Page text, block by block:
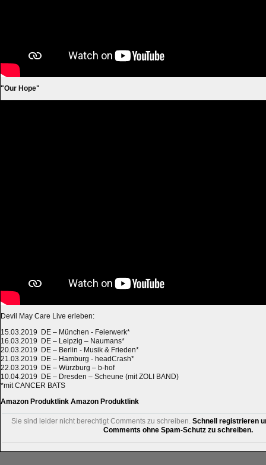
"Our Hope"
Devil May Care Live erleben:
15.03.2019 DE – München - Feierwerk*
16.03.2019 DE – Leipzig – Naumans*
20.03.2019 DE – Berlin - Musik & Frieden*
21.03.2019 DE – Hamburg - headCrash*
22.03.2019 DE – Würzburg – b-hof
10.04.2019 DE – Dresden – Scheune (mit ZOLI BAND)
*mit CANCER BATS
Amazon Produktlink Amazon Produktlink
Sie sind leider nicht berechtigt Comments zu schreiben. Schnell registrieren
Comments ohne Spam-Schutz zu schreiben.